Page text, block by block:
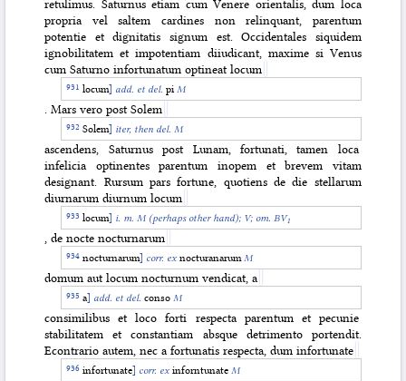
retulimus. Saturnus etiam cum Venere orientalis, dum loca
propria vel saltem cardines non relinquant, parentum
potentie et dignitatis signum est. Occidentales siquidem
ignobilitatem et impotentiam diiudicant, maxime si Venus
cum Saturno infortunatum optineat locum
locum] add. et del. pi M
. Mars vero post Solem
Solem] iter, then del. M
ascendens, Saturnus post Lunam, fortunati, tamen loca
infelicia optinentes parentum inopem et brevem vitam
designant. Rursum pars fortune, quotiens de die stellarum
diurnarum diurnum locum
locum] i. m. M (perhaps other hand); V; om. BV1
, de nocte nocturnarum
nocturnarum] corr. exnocturanarumM
domum aut locum nocturnum vendicat, a
a] add. et del. conso M
consimilibus et loco forti respecta parentum et pecunie
stabilitatem et constantiam absque detrimento portendit.
Econtrario autem, nec a fortunatis respecta, dum infortunate
infortunate] corr. exinforntunate M